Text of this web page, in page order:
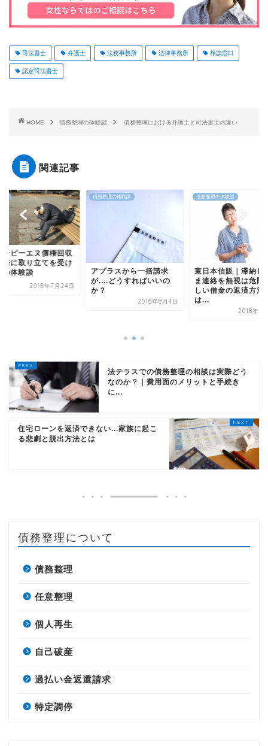
司法書士 弁護士 法務事務所 法律事務所 相談窓口
認定司法書士
HOME 債務整理の体験談 債務整理における弁護士と司法書士の違い
関連記事
理の体験談
ラスから一括請求
債務整理の体験談
東日本信販｜滞納したま
ま連絡を無視は危険！正
しい借金の返済方法と
借金滞納
ジェーピーエヌ債権
｜実際に取り立てを
た人の体験談
法テラスでの債務整理の相談は実際どう
なのか？｜費用面のメリットと手続き
に...
住宅ローンを返済できない...家族に起こ
る悲劇と脱出方法とは
債務整理について
債務整理
任意整理
個人再生
自己破産
過払い金返還請求
特定調停